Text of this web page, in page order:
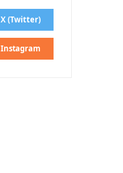
X (Twitter)
Instagram